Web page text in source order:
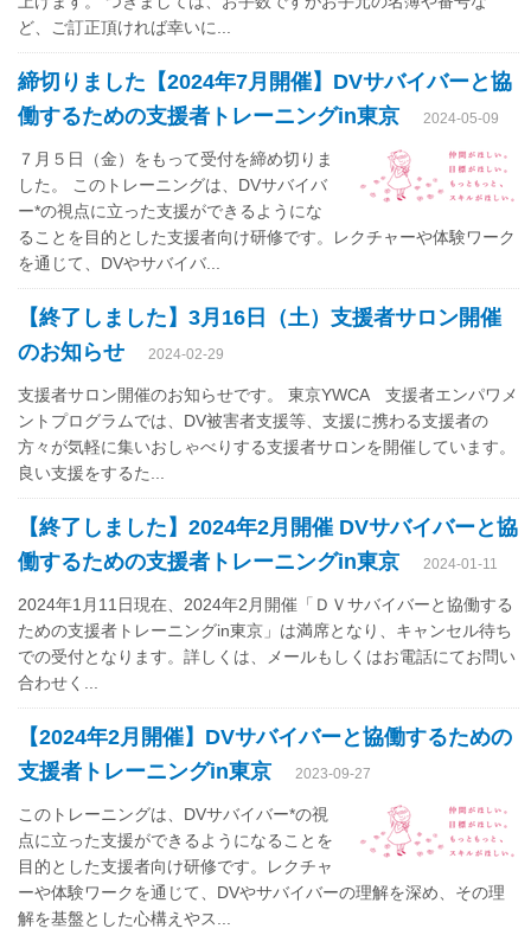
ど、ご訂正頂ければ幸いに...
締切りました【2024年7月開催】DVサバイバーと協
働するための支援者トレーニングin東京
2024-05-09
７月５日（金）をもって受付を締め切りま
した。 このトレーニングは、DVサバイバ
ー*の視点に立った支援ができるようにな
ることを目的とした支援者向け研修です。レクチャーや体験ワーク
を通じて、DVやサバイバ...
【終了しました】3月16日（土）支援者サロン開催
のお知らせ
2024-02-29
支援者サロン開催のお知らせです。 東京YWCA 支援者エンパワメ
ントプログラムでは、DV被害者支援等、支援に携わる支援者の
方々が気軽に集いおしゃべりする支援者サロンを開催しています。
良い支援をするた...
【終了しました】2024年2月開催 DVサバイバーと協
働するための支援者トレーニングin東京
2024-01-11
2024年1月11日現在、2024年2月開催「ＤＶサバイバーと協働する
ための支援者トレーニングin東京」は満席となり、キャンセル待ち
での受付となります。詳しくは、メールもしくはお電話にてお問い
合わせく...
【2024年2月開催】DVサバイバーと協働するための
支援者トレーニングin東京
2023-09-27
このトレーニングは、DVサバイバー*の視
点に立った支援ができるようになることを
目的とした支援者向け研修です。レクチャ
ーや体験ワークを通じて、DVやサバイバーの理解を深め、その理
解を基盤とした心構えやス...